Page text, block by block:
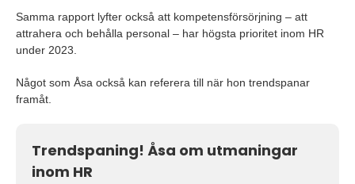
Samma rapport lyfter också att kompetensförsörjning – att
attrahera och behålla personal – har högsta prioritet inom HR
under 2023.
Något som Åsa också kan referera till när hon trendspanar
framåt.
Trendspaning! Åsa om utmaningar
inom HR